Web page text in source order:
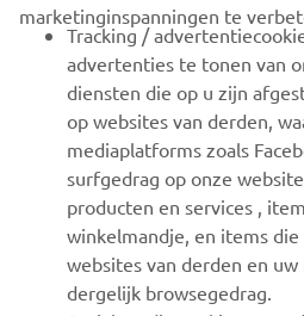
VOOR BEDRIJVEN
MEER YAMAHA
ONDERSTEUNING
NIEUWSBRIEF
Wees de eerste die meer te weten
speciale evenementen, nieuwe
marketinginspanningen te
Tracking /
advertenties te tonen van
diensten die op u zijn
op websites van derden,
mediaplatforms zoals
surfgedrag op onze
producten en services ,
winkelmandje, en items
websites van derden en
dergelijk browsegedrag.